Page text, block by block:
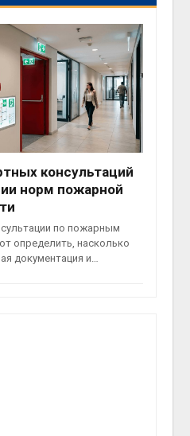
консультаций
норм пожарной
по пожарным
определить, насколько
документация и…